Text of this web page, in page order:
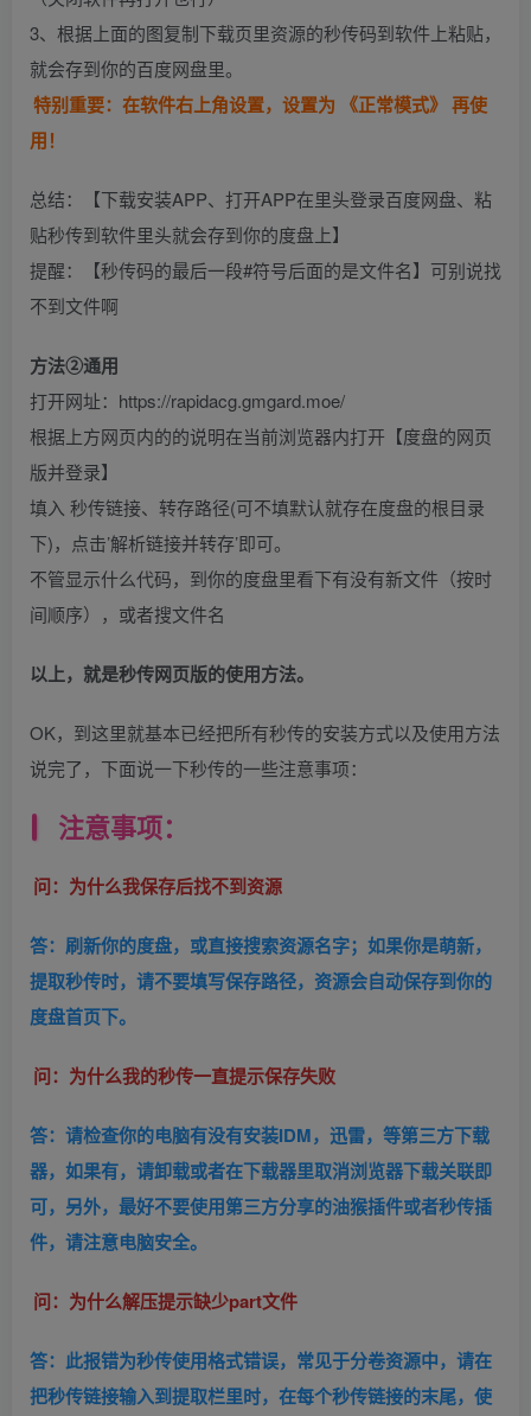
3、根据上面的图复制下载页里资源的秒传码到软件上粘贴，
就会存到你的百度网盘里。
特别重要：在软件右上角设置，设置为 《正常模式》 再使
用！
总结：【下载安装APP、打开APP在里头登录百度网盘、粘
贴秒传到软件里头就会存到你的度盘上】
提醒：【秒传码的最后一段#符号后面的是文件名】可别说找
不到文件啊
方法②通用
打开网址：https://rapidacg.gmgard.moe/
根据上方网页内的的说明在当前浏览器内打开【度盘的网页
版并登录】
填入 秒传链接、转存路径(可不填默认就存在度盘的根目录
下)，点击’解析链接并转存’即可。
不管显示什么代码，到你的度盘里看下有没有新文件（按时
间顺序），或者搜文件名
以上，就是秒传网页版的使用方法。
OK，到这里就基本已经把所有秒传的安装方式以及使用方法
说完了，下面说一下秒传的一些注意事项：
注意事项：
问：为什么我保存后找不到资源
答：刷新你的度盘，或直接搜索资源名字；如果你是萌新，
提取秒传时，请不要填写保存路径，资源会自动保存到你的
度盘首页下。
问：为什么我的秒传一直提示保存失败
答：请检查你的电脑有没有安装IDM，迅雷，等第三方下载
器，如果有，请卸载或者在下载器里取消浏览器下载关联即
可，另外，最好不要使用第三方分享的油猴插件或者秒传插
件，请注意电脑安全。
问：为什么解压提示缺少part文件
答：此报错为秒传使用格式错误，常见于分卷资源中，请在
把秒传链接输入到提取栏里时，在每个秒传链接的末尾，使